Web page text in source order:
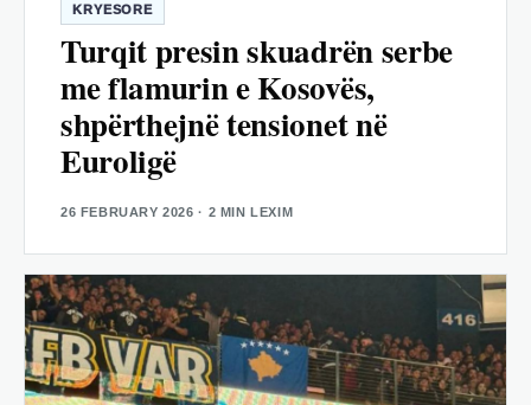
KRYESORE
Turqit presin skuadrën serbe
me flamurin e Kosovës,
shpërthejnë tensionet në
Euroligë
26 FEBRUARY 2026 · 2 MIN LEXIM